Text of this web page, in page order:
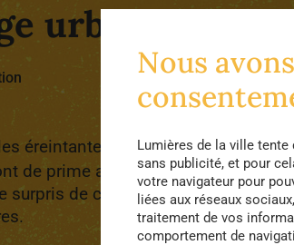
urbain en
éreintantes, polluées,
de prime abord rien de très
surpris de ces villes plus
Nous
Lumières de la ville
sans publicité, et pour
votre navigateur pour
liées aux réseaux
traitement de vos
comportement de